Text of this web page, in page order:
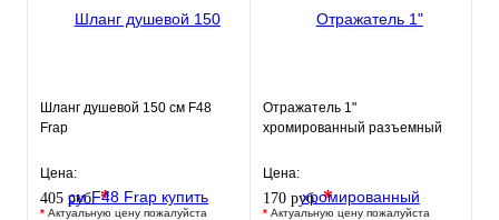
Шланг душевой 150 см F48
Frap
Цена:
405 руб.*
* Актуальную цену пожалуйста
Отражатель 1"
хромированный разъемный
Цена:
170 руб.*
* Актуальную цену пожалуйста